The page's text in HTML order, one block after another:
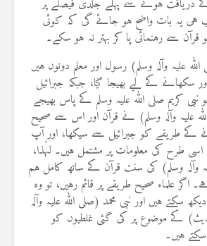
دریافت ہونے سے پہلے جلدی فیصلے پر
تب ہی یہ بات واضح ہو جائے گی کہ کوئی
قرآن سے رہنمائی پا کر بہتر نہ ہو سکے۔
علیہ وآلہ وسلم) رسول اور معلم دونوں ہیں
سکھانے کے لیے بھیجا گیا، جبکہ جبرائیل
نبی کریم صلی اللہ علیہ وسلم کے پاس بھیجے
علیہ وآلہ وسلم) نے قرآن اور اس سے صحیح
کے طریقے کو جبرائیل سے سیکھا، اور آپ
اسی طرح کی معلومات پر مشتمل ہیں۔ لہٰذا،
وآلہ وسلم) کی سنت قرآن کے ساتھ کامل ہم
اگر علماء صحیح طریقے پر قائم رہیں، تو وہ
سکتے ہیں اور نبی محمد (صلی اللہ علیہ وآلہ
کے موضوع پر کی گئی غلطیوں کو
ہیں۔